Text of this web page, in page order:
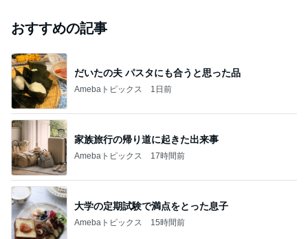
おすすめの記事
だいたの夫 パスタにも合うと思った品
Amebaトピックス 1日前
家族旅行の帰り道に起きた出来事
Amebaトピックス 17時間前
大学の定期試験で満点をとった息子
Amebaトピックス 15時間前